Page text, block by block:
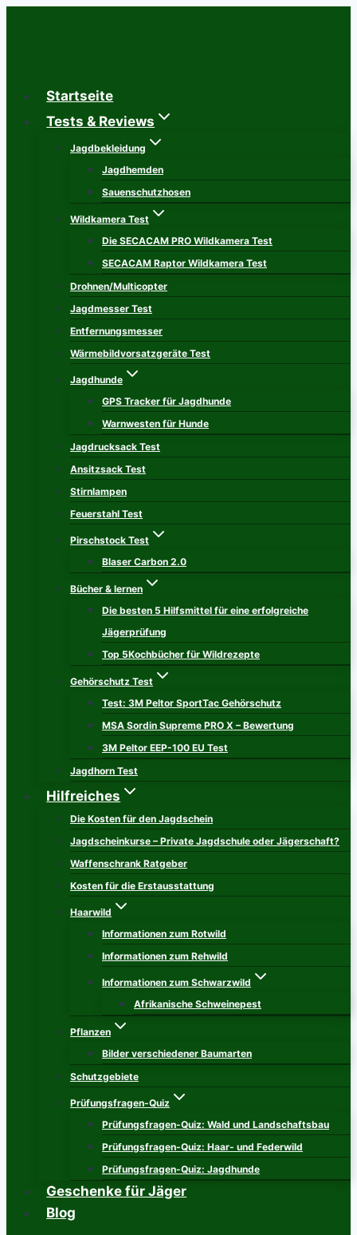
Startseite
Tests & Reviews
Jagdbekleidung
Jagdhemden
Sauenschutzhosen
Wildkamera Test
Die SECACAM PRO Wildkamera Test
SECACAM Raptor Wildkamera Test
Drohnen/Multicopter
Jagdmesser Test
Entfernungsmesser
Wärmebildvorsatzgeräte Test
Jagdhunde
GPS Tracker für Jagdhunde
Warnwesten für Hunde
Jagdrucksack Test
Ansitzsack Test
Stirnlampen
Feuerstahl Test
Pirschstock Test
Blaser Carbon 2.0
Bücher & lernen
Die besten 5 Hilfsmittel für eine erfolgreiche
Jägerprüfung
Top 5Kochbücher für Wildrezepte
Gehörschutz Test
Test: 3M Peltor SportTac Gehörschutz
MSA Sordin Supreme PRO X – Bewertung
3M Peltor EEP-100 EU Test
Jagdhorn Test
Hilfreiches
Die Kosten für den Jagdschein
Jagdscheinkurse – Private Jagdschule oder Jägerschaft?
Waffenschrank Ratgeber
Kosten für die Erstausstattung
Haarwild
Informationen zum Rotwild
Informationen zum Rehwild
Informationen zum Schwarzwild
Afrikanische Schweinepest
Pflanzen
Bilder verschiedener Baumarten
Schutzgebiete
Prüfungsfragen-Quiz
Prüfungsfragen-Quiz: Wald und Landschaftsbau
Prüfungsfragen-Quiz: Haar- und Federwild
Prüfungsfragen-Quiz: Jagdhunde
Geschenke für Jäger
Blog